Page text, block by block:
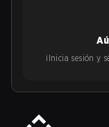
¡Inicia sesión y